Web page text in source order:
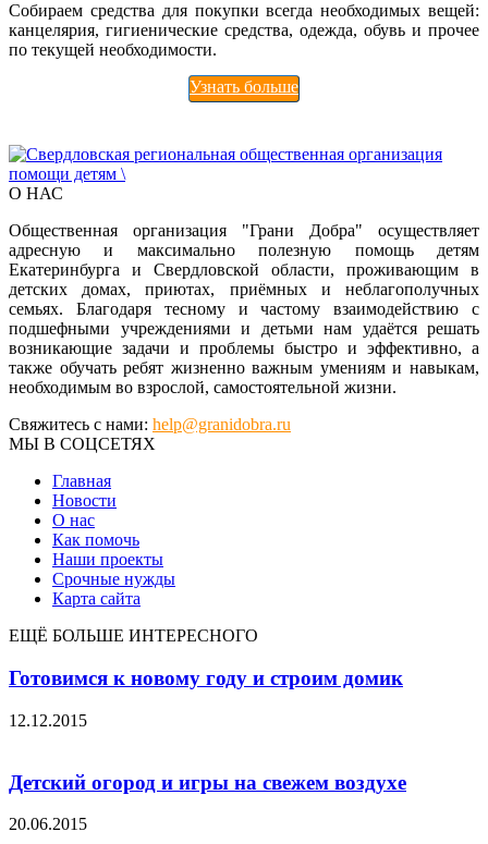
Собираем средства для покупки всегда необходимых вещей:
канцелярия, гигиенические средства, одежда, обувь и прочее
по текущей необходимости.
Узнать больше
О НАС
Общественная организация "Грани Добра" осуществляет
адресную и максимально полезную помощь детям
Екатеринбурга и Свердловской области, проживающим в
детских домах, приютах, приёмных и неблагополучных
семьях. Благодаря тесному и частому взаимодействию с
подшефными учреждениями и детьми нам удаётся решать
возникающие задачи и проблемы быстро и эффективно, а
также обучать ребят жизненно важным умениям и навыкам,
необходимым во взрослой, самостоятельной жизни.
Свяжитесь с нами: help@granidobra.ru
МЫ В СОЦСЕТЯХ
Главная
Новости
О нас
Как помочь
Наши проекты
Срочные нужды
Карта сайта
ЕЩЁ БОЛЬШЕ ИНТЕРЕСНОГО
Готовимся к новому году и строим домик
12.12.2015
Детский огород и игры на свежем воздухе
20.06.2015